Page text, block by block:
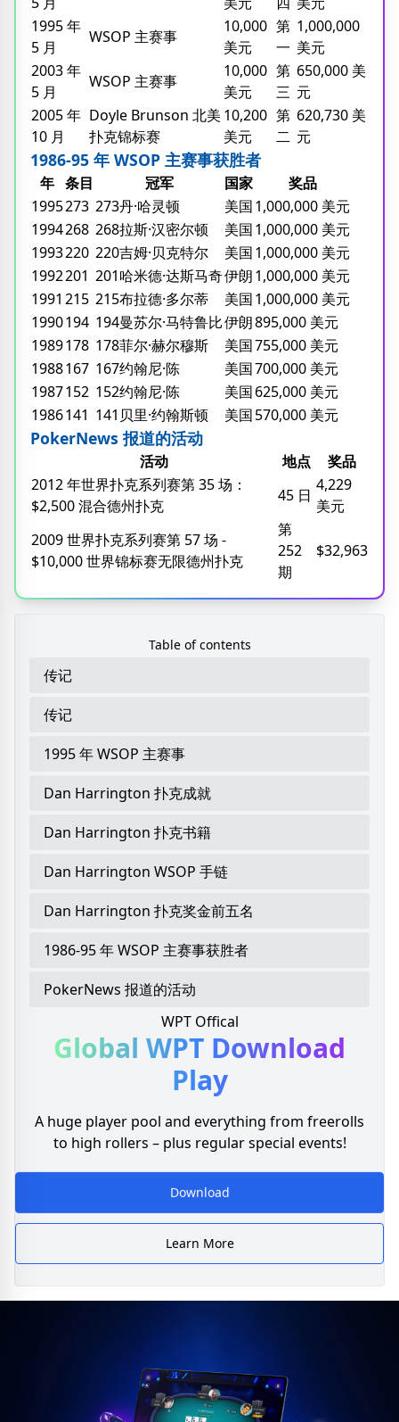
1995 年
5 月
WSOP 主赛事
10,000
美元
第
一
1,000,000
美元
2003 年
5 月
WSOP 主赛事
10,000
美元
第
三
650,000 美
元
2005 年
10 月
Doyle Brunson 北美
扑克锦标赛
10,200
美元
第
二
620,730 美
元
1986-95 年 WSOP 主赛事获胜者
年 条目 冠军 国家
奖品
1995273 273丹·哈灵顿 美国1,000,000 美元
1994268 268拉斯·汉密尔顿 美国1,000,000 美元
1993220 220吉姆·贝克特尔 美国1,000,000 美元
1992201 201哈米德·达斯马奇伊朗1,000,000 美元
1991 215 215布拉德·多尔蒂 美国1,000,000 美元
1990194 194曼苏尔·马特鲁比伊朗895,000 美元
1989178 178菲尔·赫尔穆斯 美国755,000 美元
1988167 167约翰尼·陈 美国700,000 美元
1987152 152约翰尼·陈 美国625,000 美元
1986141 141贝里·约翰斯顿 美国570,000 美元
PokerNews 报道的活动
活动 地点
奖品
2012 年世界扑克系列赛第 35 场：
$2,500 混合德州扑克
45 日
4,229
美元
2009 世界扑克系列赛第 57 场 -
$10,000 世界锦标赛无限德州扑克
第
252
期
$32,963
Table of contents
传记
传记
1995 年 WSOP 主赛事
Dan Harrington 扑克成就
Dan Harrington 扑克书籍
Dan Harrington WSOP 手链
Dan Harrington 扑克奖金前五名
1986-95 年 WSOP 主赛事获胜者
PokerNews 报道的活动
WPT Offical
Global WPT Download
Play
A huge player pool and everything from freerolls
to high rollers – plus regular special events!
Download
Learn More